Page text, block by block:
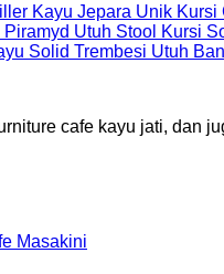
Kursi
Stool Kursi
cafe kayu jati, dan
Masakini